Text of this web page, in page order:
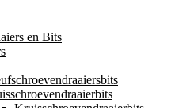
en Bits